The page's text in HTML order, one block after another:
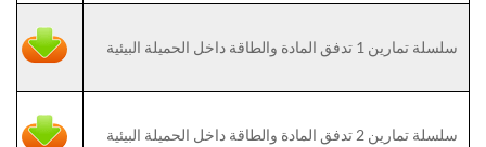
سلسلة تمارين 1 تدفق المادة والطاقة داخل الحميلة البيئية
سلسلة تمارين 2 تدفق المادة والطاقة داخل الحميلة البيئية